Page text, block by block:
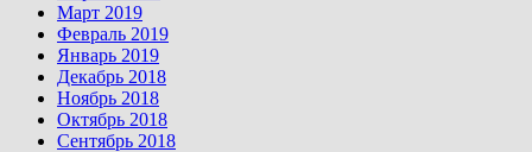
Март 2019
Февраль 2019
Январь 2019
Декабрь 2018
Ноябрь 2018
Октябрь 2018
Сентябрь 2018